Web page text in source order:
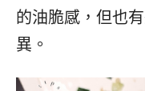
的油脆感，但也
異。